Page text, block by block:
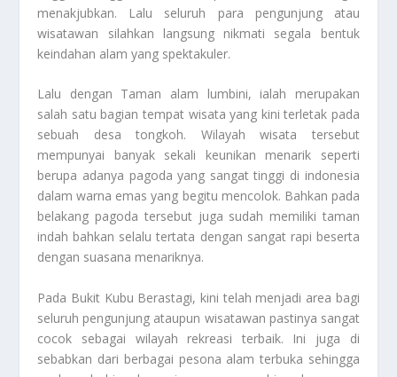
menakjubkan. Lalu seluruh para pengunjung atau
wisatawan silahkan langsung nikmati segala bentuk
keindahan alam yang spektakuler.
Lalu dengan Taman alam lumbini, ialah merupakan
salah satu bagian tempat wisata yang kini terletak pada
sebuah desa tongkoh. Wilayah wisata tersebut
mempunyai banyak sekali keunikan menarik seperti
berupa adanya pagoda yang sangat tinggi di indonesia
dalam warna emas yang begitu mencolok. Bahkan pada
belakang pagoda tersebut juga sudah memiliki taman
indah bahkan selalu tertata dengan sangat rapi beserta
dengan suasana menariknya.
Pada Bukit Kubu Berastagi, kini telah menjadi area bagi
seluruh pengunjung ataupun wisatawan pastinya sangat
cocok sebagai wilayah rekreasi terbaik. Ini juga di
sebabkan dari berbagai pesona alam terbuka sehingga